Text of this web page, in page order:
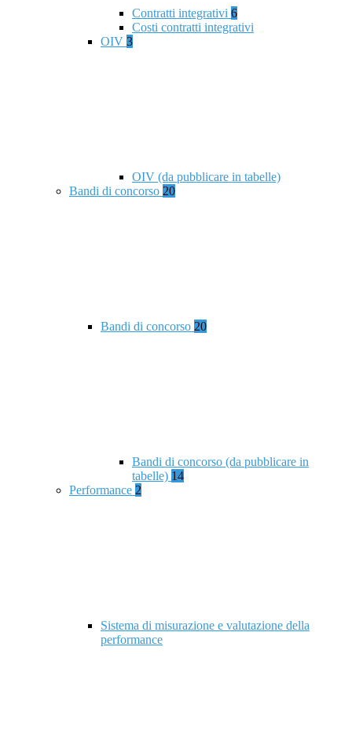
Contratti integrativi 6
Costi contratti integrativi
OIV 3
OIV (da pubblicare in tabelle)
Bandi di concorso 20
Bandi di concorso 20
Bandi di concorso (da pubblicare in
tabelle) 14
Performance 2
Sistema di misurazione e valutazione della
performance